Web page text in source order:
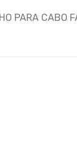
PARA CABO